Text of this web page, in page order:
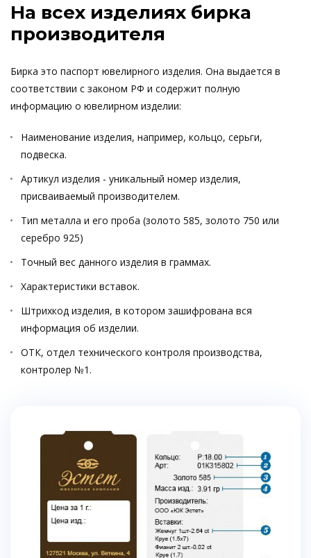
На всех изделиях бирка
производителя
Бирка это паспорт ювелирного изделия. Она выдается в
соответствии с законом РФ и содержит полную
информацию о ювелирном изделии:
Наименование изделия, например, кольцо, серьги,
подвеска.
Артикул изделия - уникальный номер изделия,
присваиваемый производителем.
Тип металла и его проба (золото 585, золото 750 или
серебро 925)
Точный вес данного изделия в граммах.
Характеристики вставок.
Штрихкод изделия, в котором зашифрована вся
информация об изделии.
ОТК, отдел технического контроля производства,
контролер №1.